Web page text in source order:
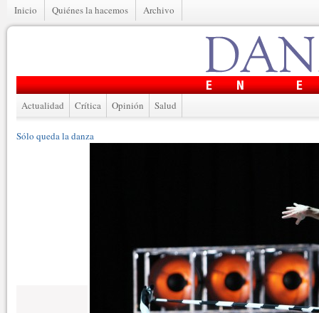
Inicio Quiénes la hacemos Archivo
Actualidad Crítica Opinión Salud
Sólo queda la danza